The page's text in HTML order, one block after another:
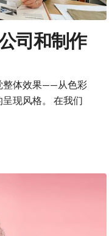
司和制作
整体效果——从色彩
现风格。 在我们